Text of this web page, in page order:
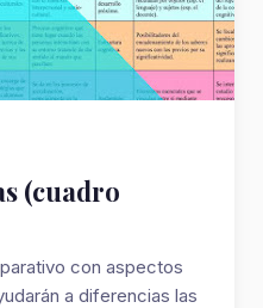
(cuadro
con aspectos
a diferencias las